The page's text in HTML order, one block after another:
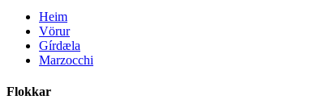
Heim
Vörur
Gírdæla
Marzocchi
Flokkar